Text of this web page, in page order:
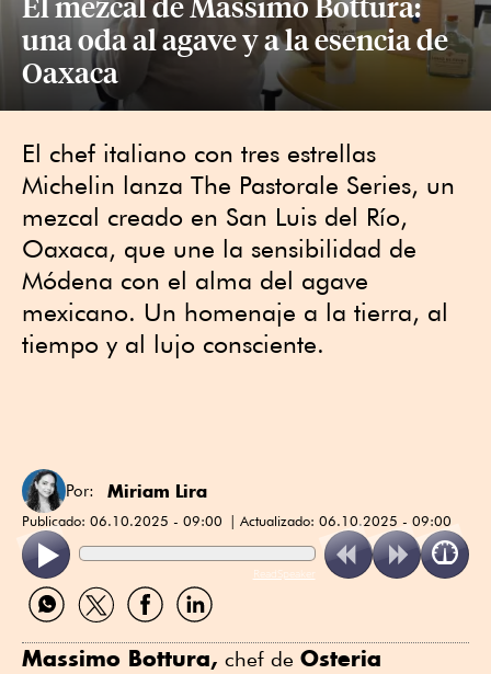
una oda al agave y a la esencia de
Oaxaca
El chef italiano con tres estrellas
Michelin lanza The Pastorale Series, un
mezcal creado en San Luis del Río,
Oaxaca, que une la sensibilidad de
Módena con el alma del agave
mexicano. Un homenaje a la tierra, al
tiempo y al lujo consciente.
Por: Miriam Lira
Publicado: 06.10.2025 - 09:00 Actualizado: 06.10.2025 - 09:00
ReadSpeaker
Compartir
por
Compartir
por
Compartir
por
Compartir
por
Massimo Bottura, chef de Osteria